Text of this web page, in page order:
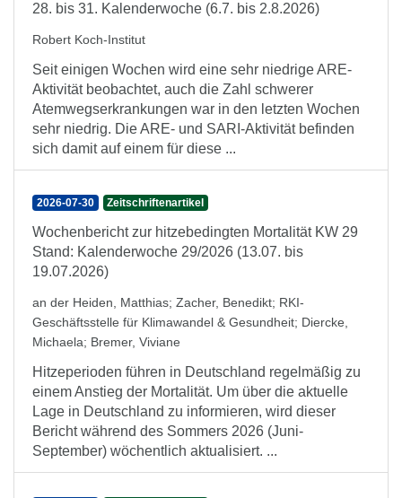
28. bis 31. Kalenderwoche (6.7. bis 2.8.2026)
Robert Koch-Institut
Seit einigen Wochen wird eine sehr niedrige ARE-
Aktivität beobachtet, auch die Zahl schwerer
Atemwegserkrankungen war in den letzten Wochen
sehr niedrig. Die ARE- und SARI-Aktivität befinden
sich damit auf einem für diese ...
2026-07-30 Zeitschriftenartikel
Wochenbericht zur hitzebedingten Mortalität KW 29
Stand: Kalenderwoche 29/2026 (13.07. bis
19.07.2026)
an der Heiden, Matthias; Zacher, Benedikt; RKI-
Geschäftsstelle für Klimawandel & Gesundheit; Diercke,
Michaela; Bremer, Viviane
Hitzeperioden führen in Deutschland regelmäßig zu
einem Anstieg der Mortalität. Um über die aktuelle
Lage in Deutschland zu informieren, wird dieser
Bericht während des Sommers 2026 (Juni-
September) wöchentlich aktualisiert. ...